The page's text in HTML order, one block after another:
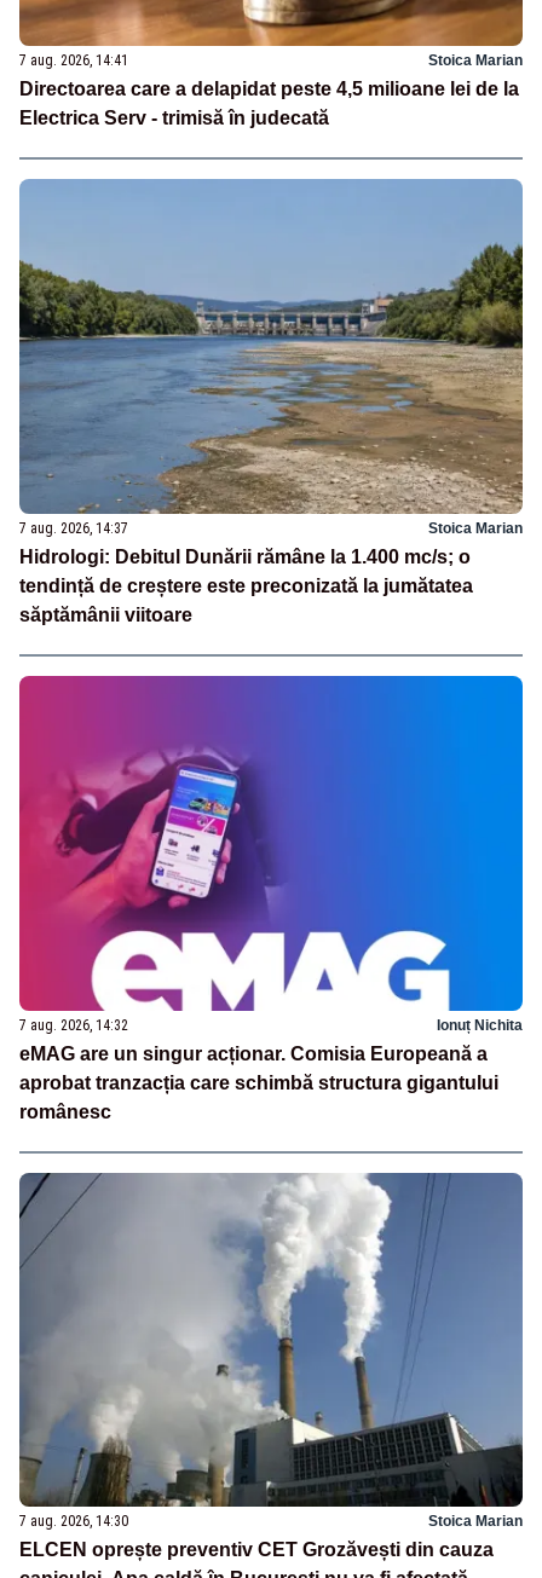
7 aug. 2026, 14:41 Stoica Marian
Directoarea care a delapidat peste 4,5 milioane lei de la
Electrica Serv - trimisă în judecată
7 aug. 2026, 14:37 Stoica Marian
Hidrologi: Debitul Dunării rămâne la 1.400 mc/s; o
tendință de creștere este preconizată la jumătatea
săptămânii viitoare
7 aug. 2026, 14:32 Ionuț Nichita
eMAG are un singur acționar. Comisia Europeană a
aprobat tranzacția care schimbă structura gigantului
românesc
7 aug. 2026, 14:30 Stoica Marian
ELCEN oprește preventiv CET Grozăvești din cauza